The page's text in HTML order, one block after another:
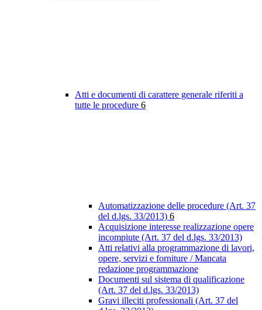
Atti e documenti di carattere generale riferiti a
tutte le procedure 6
Automatizzazione delle procedure (Art. 37
del d.lgs. 33/2013) 6
Acquisizione interesse realizzazione opere
incompiute (Art. 37 del d.lgs. 33/2013)
Atti relativi alla programmazione di lavori,
opere, servizi e forniture / Mancata
redazione programmazione
Documenti sul sistema di qualificazione
(Art. 37 del d.lgs. 33/2013)
Gravi illeciti professionali (Art. 37 del